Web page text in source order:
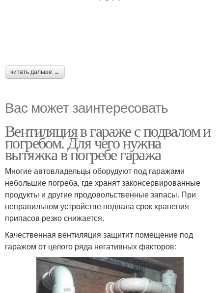
читать дальше →
Вас может заинтересовать
Вентиляция в гараже с подвалом и
погребом. Для чего нужна
вытяжка в погребе гаража
Многие автовладельцы оборудуют под гаражами
небольшие погреба, где хранят законсервированные
продукты и другие продовольственные запасы. При
неправильном устройстве подвала срок хранения
припасов резко снижается.
Качественная вентиляция защитит помещение под
гаражом от целого ряда негативных факторов: